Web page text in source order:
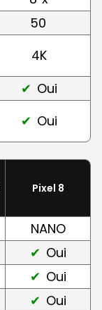
50
4K
Oui
Oui
Pixel 8
NANO
Oui
Oui
Oui